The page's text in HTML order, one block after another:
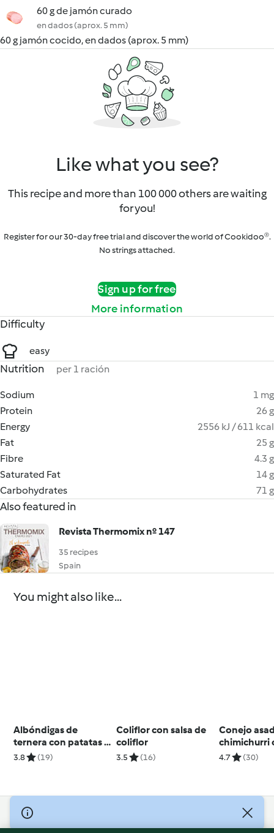
60 g de jamón curado
en dados (aprox. 5 mm)
60 g jamón cocido, en dados (aprox. 5 mm)
Like what you see?
This recipe and more than 100 000 others are waiting
for you!
Register for our 30-day free trial and discover the world of Cookidoo®.
No strings attached.
Sign up for free
More information
Difficulty
easy
Nutrition per 1 ración
Sodium
1 mg
Protein
26 g
Energy
2556 kJ / 611 kcal
Fat
25 g
Fibre
4.3 g
Saturated Fat
14 g
Carbohydrates
71 g
Also featured in
Revista Thermomix nº 147
35 recipes
Spain
You might also like...
Albóndigas de
ternera con patatas y
guisantes
3.8 (19)
Coliflor con salsa de
coliflor
3.5 (16)
Conejo
chimichurri
guarnición
4.7 (30)
© Copyright 2026